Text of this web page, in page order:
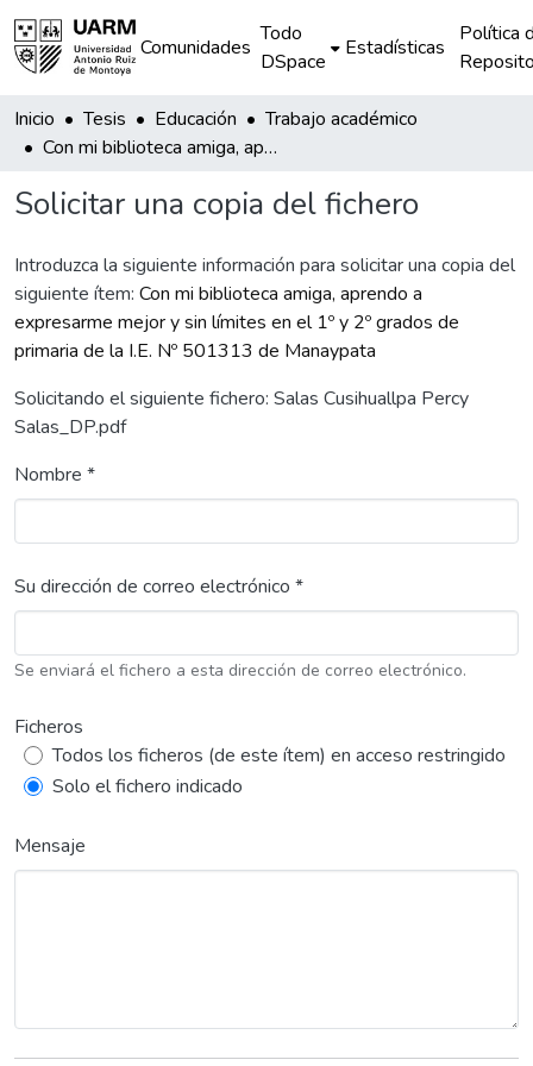
Comunidades
Todo
DSpace
Estadísticas
Política
Inicio Tesis Educación
Trabajo académico
Con mi biblioteca amiga, aprendo a expresarme mejor y sin límites en el 1º y 2º grados de primaria de la I.E. Nº 501313 de Manaypata
Solicitar una copia del fichero
Introduzca la siguiente información para solicitar una copia del
siguiente ítem: Con mi biblioteca amiga, aprendo a
expresarme mejor y sin límites en el 1º y 2º grados de
primaria de la I.E. Nº 501313 de Manaypata
Solicitando el siguiente fichero: Salas Cusihuallpa Percy
Salas_DP.pdf
Nombre *
Su dirección de correo electrónico *
Se enviará el fichero a esta dirección de correo electrónico.
Ficheros
Todos los ficheros (de este ítem) en acceso restringido
Solo el fichero indicado
Mensaje